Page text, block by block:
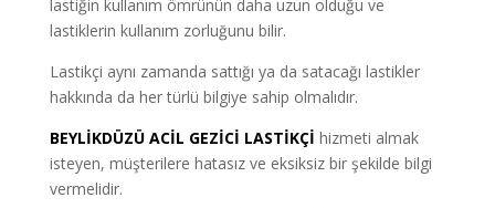
lastiğin kullanım ömrünün daha uzun olduğu ve
lastiklerin kullanım zorluğunu bilir.
Lastikçi aynı zamanda sattığı ya da satacağı lastikler
hakkında da her türlü bilgiye sahip olmalıdır.
BEYLİKDÜZÜ ACİL GEZİCİ LASTİKÇİ hizmeti almak
isteyen, müşterilere hatasız ve eksiksiz bir şekilde bilgi
vermelidir.